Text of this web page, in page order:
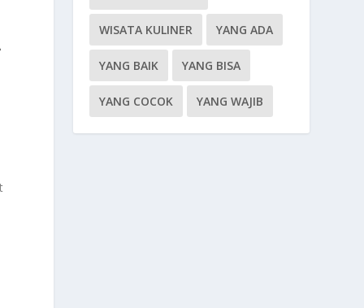
WISATA KULINER YANG ADA
YANG BAIK YANG BISA
YANG COCOK YANG WAJIB